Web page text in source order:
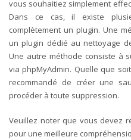
vous souhaitiez simplement
Dans ce cas, il existe
complètement un plugin. Une
un plugin dédié au nettoyage
Une autre méthode consiste à
via phpMyAdmin. Quelle que
recommandé de créer une
procéder à toute suppression.
Veuillez noter que vous devez
pour une meilleure